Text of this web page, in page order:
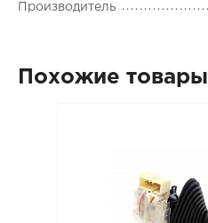
Производитель
Похожие товары